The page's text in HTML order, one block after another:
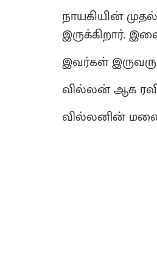
நாயகியின் முதல்
இருக்கிறார்.
இவர்கள்
வில்லன் ஆக ரவி
வில்லனின்